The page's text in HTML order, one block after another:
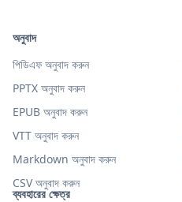
ব্যবহারের ক্ষেত্র
অনুবাদ
পিডিএফ অনুবাদ করুন
PPTX অনুবাদ করুন
EPUB অনুবাদ করুন
VTT অনুবাদ করুন
Markdown অনুবাদ করুন
CSV অনুবাদ করুন